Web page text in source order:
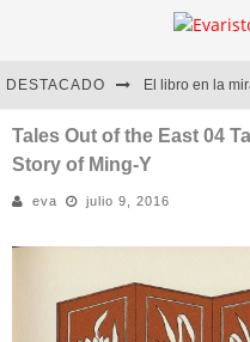
DESTACADO
Marcelo Rubio |
Tales Out of the East 04
Story of Ming-Y
eva julio 9, 2016